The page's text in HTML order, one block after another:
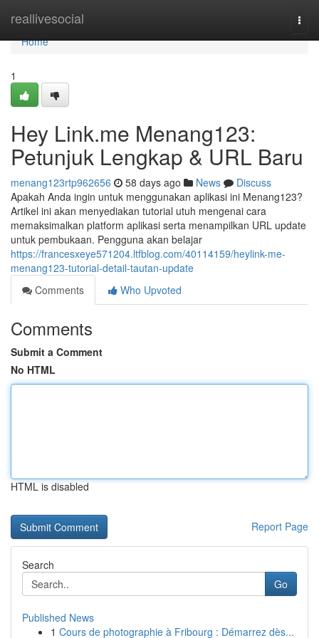
reallivesocial
Home
Home
1
Hey Link.me Menang123:
Petunjuk Lengkap & URL Baru
menang123rtp962656 58 days ago News
Discuss
Apakah Anda ingin untuk menggunakan aplikasi ini Menang123?
Artikel ini akan menyediakan tutorial utuh mengenai cara
memaksimalkan platform aplikasi serta menampilkan URL update
untuk pembukaan. Pengguna akan belajar
https://francesxeye571204.ltfblog.com/40114159/heylink-me-
menang123-tutorial-detail-tautan-update
Comments
Who Upvoted
Comments
Submit a Comment
No HTML
HTML is disabled
Report Page
Search
Go
Published News
1 Cours de photographie à Fribourg : Démarrez dès...